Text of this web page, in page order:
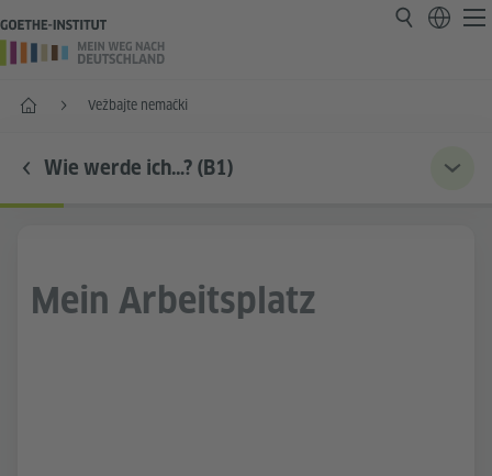
Početak Vežbajte nemački
Wie werde ich…? (B1)
Mein Arbeitsplatz